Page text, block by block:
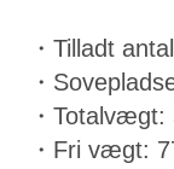
・Tilladt
・
・Totalvægt:
・Fri vægt: